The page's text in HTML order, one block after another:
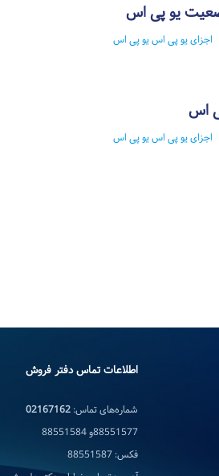
یو پی اس
اجزای یو پی اسیو پی اس
اس
اجزای یو پی اسیو پی اس
اطلاعات تماس دفتر فروش
شماره‌های تماس: 02167162
88551577و 88551584
فکس: 88551587